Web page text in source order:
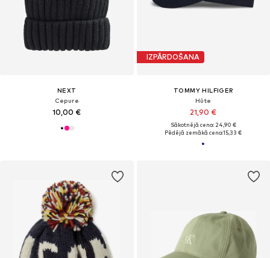
NEXT
Cepure
10,00 €
IZPĀRDOŠANA
TOMMY HILFIGER
Hūte
21,90 €
Sākotnējā cena: 24,90 €
Pēdējā zemākā cena:15,33 €